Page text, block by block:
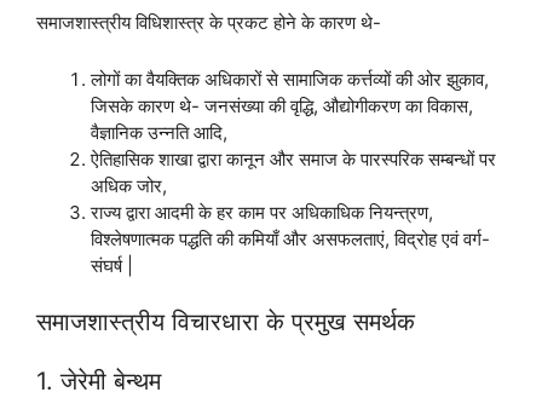
समाजशास्त्रीय विधिशास्त्र के प्रकट होने के कारण थे-
लोगों का वैयक्तिक अधिकारों से सामाजिक कर्त्तव्यों की ओर झुकाव,
जिसके कारण थे- जनसंख्या की वृद्धि, औद्योगीकरण का विकास,
वैज्ञानिक उन्नति आदि,
ऐतिहासिक शाखा द्वारा कानून और समाज के पारस्परिक सम्बन्धों पर
अधिक जोर,
राज्य द्वारा आदमी के हर काम पर अधिकाधिक नियन्त्रण,
विश्लेषणात्मक पद्धति की कमियाँ और असफलताएं, विद्रोह एवं वर्ग-
संघर्ष |
समाजशास्त्रीय विचारधारा के प्रमुख समर्थक
1. जेरेमी बेन्थम